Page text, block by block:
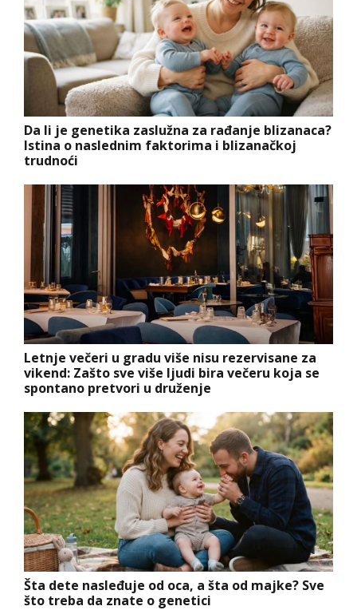
Da li je genetika zaslužna za rađanje blizanaca?
Istina o naslednim faktorima i blizanačkoj
trudnoći
Letnje večeri u gradu više nisu rezervisane za
vikend: Zašto sve više ljudi bira večeru koja se
spontano pretvori u druženje
Šta dete nasleđuje od oca, a šta od majke? Sve
što treba da znate o genetici